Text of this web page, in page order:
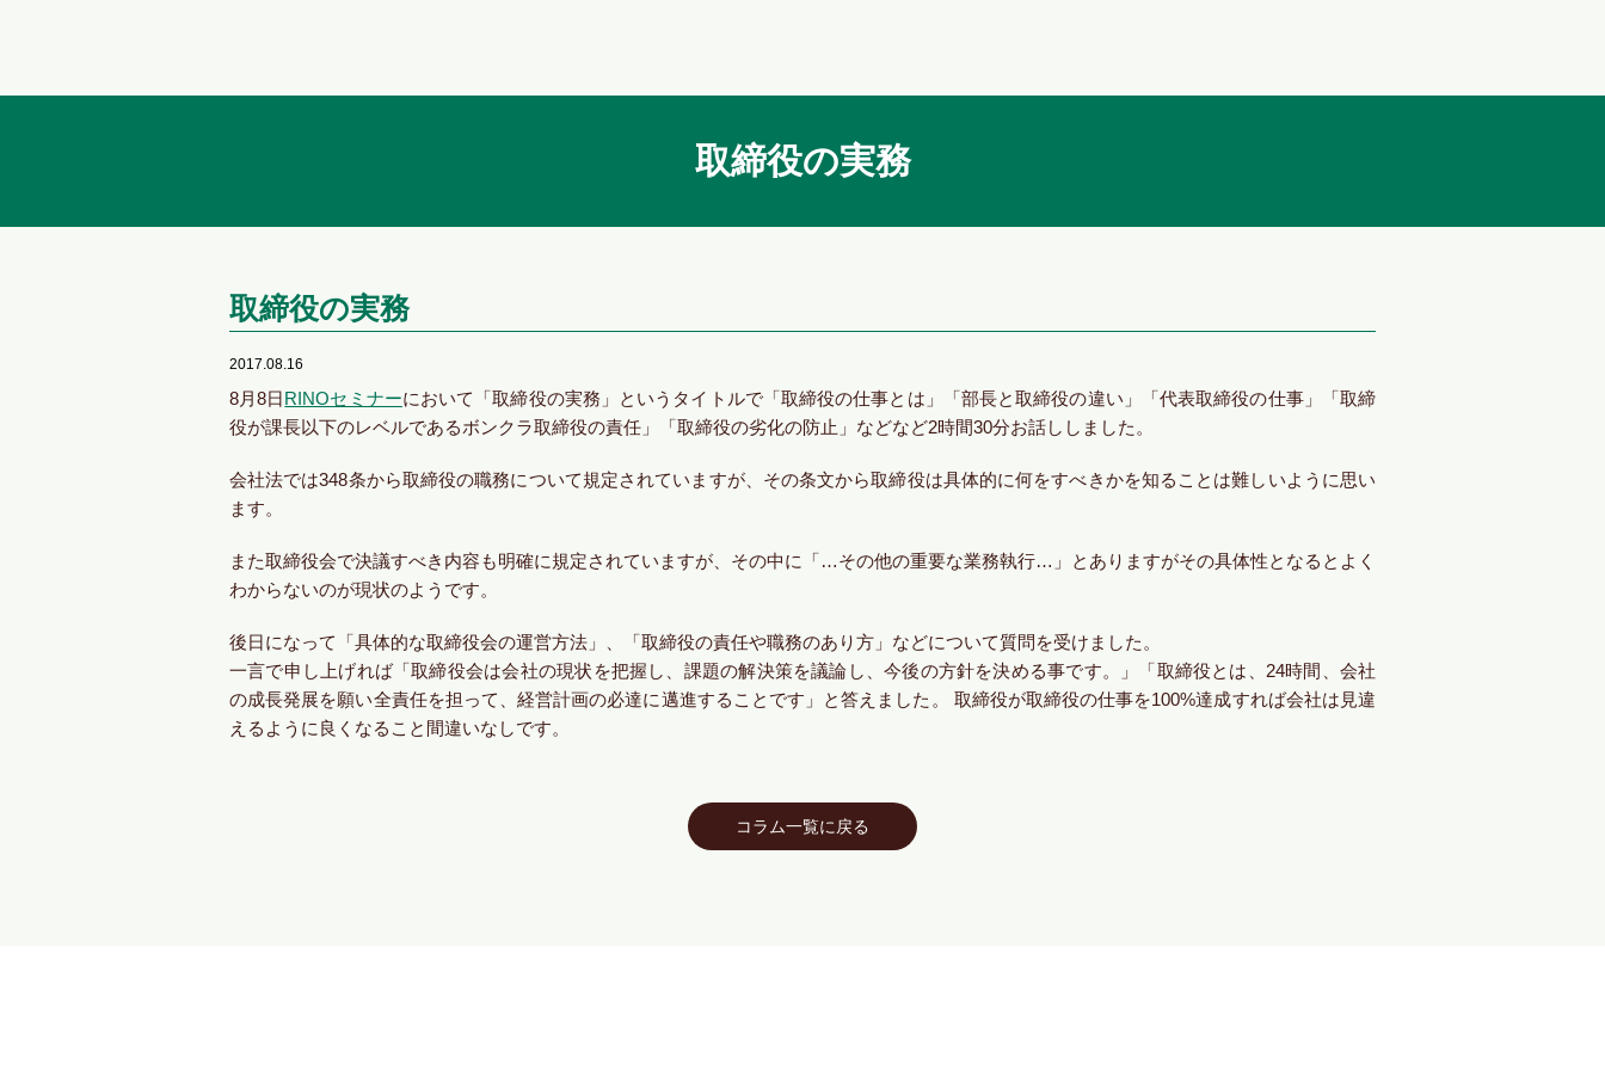
取締役の実務
取締役の実務
2017.08.16
8月8日RINOセミナーにおいて「取締役の実務」というタイトルで「取締役の仕事とは」「部長と取締役の違い」「代表取締役の仕事」「取締
役が課長以下のレベルであるボンクラ取締役の責任」「取締役の劣化の防止」などなど2時間30分お話ししました。
会社法では348条から取締役の職務について規定されていますが、その条文から取締役は具体的に何をすべきかを知ることは難しいように思い
ます。
また取締役会で決議すべき内容も明確に規定されていますが、その中に「…その他の重要な業務執行…」とありますがその具体性となるとよく
わからないのが現状のようです。
後日になって「具体的な取締役会の運営方法」、「取締役の責任や職務のあり方」などについて質問を受けました。
一言で申し上げれば「取締役会は会社の現状を把握し、課題の解決策を議論し、今後の方針を決める事です。」「取締役とは、24時間、会社
の成長発展を願い全責任を担って、経営計画の必達に邁進することです」と答えました。 取締役が取締役の仕事を100%達成すれば会社は見違
えるように良くなること間違いなしです。
コラム一覧に戻る